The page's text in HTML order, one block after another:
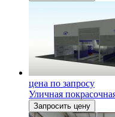
цена по запросу
Уличная
Запросить цену